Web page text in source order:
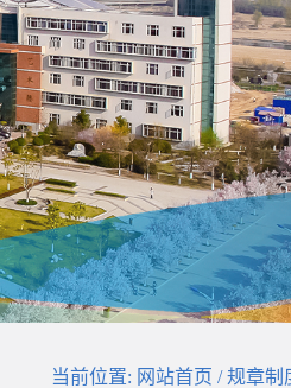
当前位置: 网站首页 / 规章制